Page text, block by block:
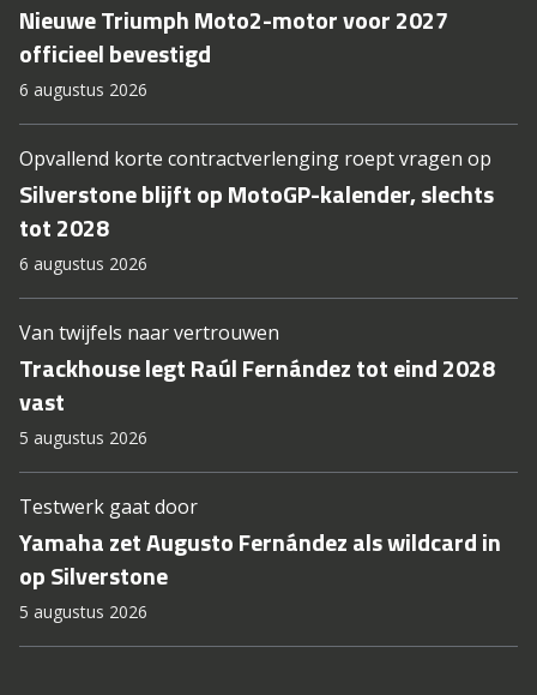
Nieuwe Triumph Moto2-motor voor 2027
officieel bevestigd
6 augustus 2026
Opvallend korte contractverlenging roept vragen op
Silverstone blijft op MotoGP-kalender, slechts
tot 2028
6 augustus 2026
Van twijfels naar vertrouwen
Trackhouse legt Raúl Fernández tot eind 2028
vast
5 augustus 2026
Testwerk gaat door
Yamaha zet Augusto Fernández als wildcard in
op Silverstone
5 augustus 2026